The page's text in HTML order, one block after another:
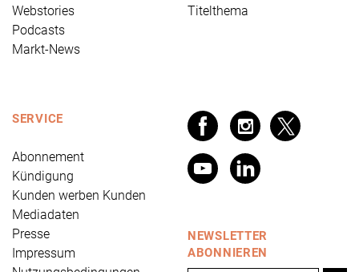
Webstories
Podcasts
Markt-News
Titelthema
SERVICE
Abonnement
Kündigung
Kunden werben Kunden
Mediadaten
Presse
Impressum
NEWSLETTER
ABONNIEREN